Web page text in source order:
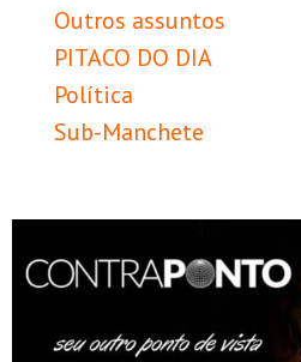
Outros assuntos
PITACO DO DIA
Política
Sub-Manchete